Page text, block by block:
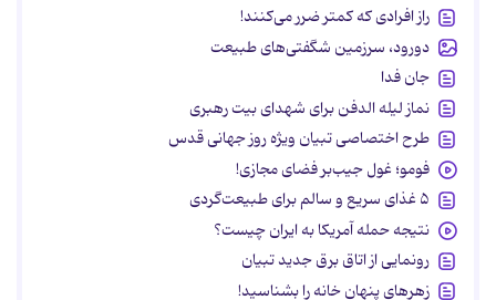
راز افرادی که کمتر ضرر می‌کنند!
دورود، سرزمین شگفتی‌های طبیعت
جان فدا
نماز لیله الدفن برای شهدای بیت رهبری
طرح اختصاصی تبیان ویژه روز جهانی قدس
فومو؛ غول جیب‌بر فضای مجازی!
۵ غذای سریع و سالم برای طبیعت‌گردی
نتیجه حمله آمریکا به ایران چیست؟
رونمایی از اتاق برق جدید تبیان
زهرهای پنهان خانه را بشناسید!